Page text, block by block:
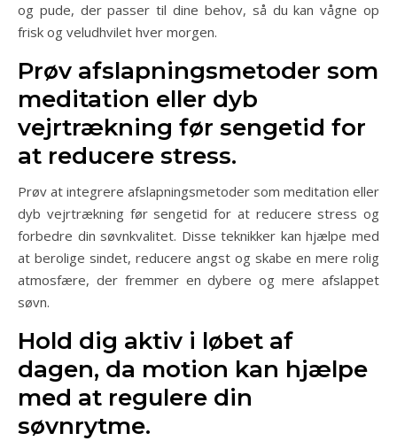
og pude, der passer til dine behov, så du kan vågne op
frisk og veludhvilet hver morgen.
Prøv afslapningsmetoder som
meditation eller dyb
vejrtrækning før sengetid for
at reducere stress.
Prøv at integrere afslapningsmetoder som meditation eller
dyb vejrtrækning før sengetid for at reducere stress og
forbedre din søvnkvalitet. Disse teknikker kan hjælpe med
at berolige sindet, reducere angst og skabe en mere rolig
atmosfære, der fremmer en dybere og mere afslappet
søvn.
Hold dig aktiv i løbet af
dagen, da motion kan hjælpe
med at regulere din
søvnrytme.